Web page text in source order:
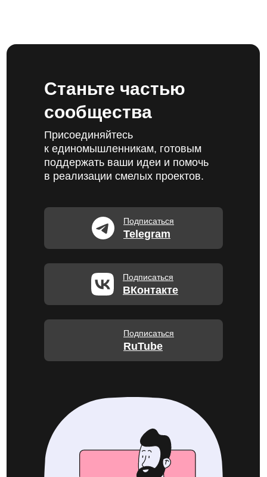
Станьте частью
сообщества
Присоединяйтесь
к единомышленникам, готовым
поддержать ваши идеи и помочь
в реализации смелых проектов.
Подписаться
Telegram
Подписаться
ВКонтакте
Подписаться
RuTube